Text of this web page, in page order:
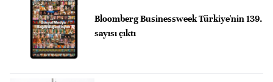
Bloomberg Businessweek Türkiye'nin 139.
sayısı çıktı